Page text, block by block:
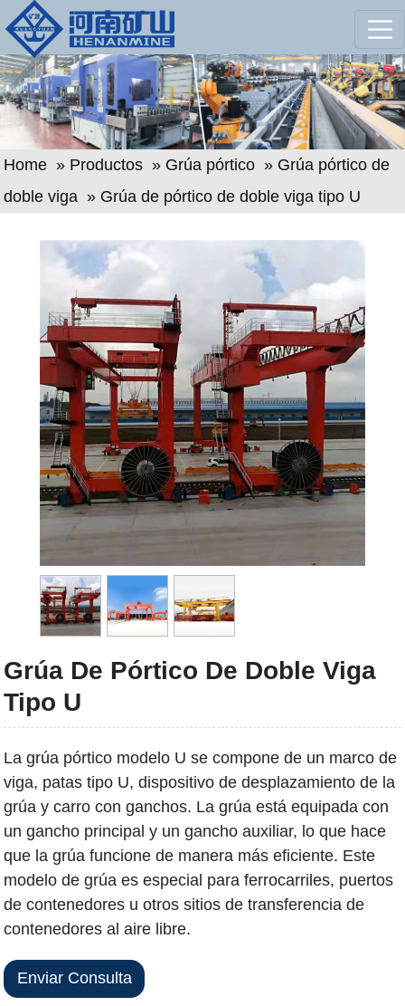
Home » Productos » Grúa pórtico » Grúa pórtico de
doble viga » Grúa de pórtico de doble viga tipo U
Grúa De Pórtico De Doble Viga
Tipo U
La grúa pórtico modelo U se compone de un marco de
viga, patas tipo U, dispositivo de desplazamiento de la
grúa y carro con ganchos. La grúa está equipada con
un gancho principal y un gancho auxiliar, lo que hace
que la grúa funcione de manera más eficiente. Este
modelo de grúa es especial para ferrocarriles, puertos
de contenedores u otros sitios de transferencia de
contenedores al aire libre.
Enviar Consulta